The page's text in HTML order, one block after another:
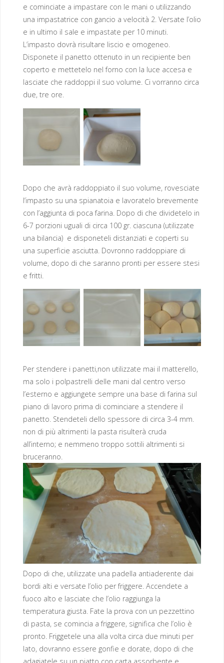
e cominciate a impastare con le mani o utilizzando
una impastatrice con gancio a velocità 2. Versate l’olio
e in ultimo il sale e impastate per 10 minuti.
L’impasto dovrà risultare liscio e omogeneo.
Disponete il panetto ottenuto in un recipiente ben
coperto e mettetelo nel forno con la luce accesa e
lasciate che raddoppi il suo volume. Ci vorranno circa
due, tre ore.
Dopo che avrà raddoppiato il suo volume, rovesciate
l’impasto su una spianatoia e lavoratelo brevemente
con l’aggiunta di poca farina. Dopo di che dividetelo in
6-7 porzioni uguali di circa 100 gr. ciascuna (utilizzate
una bilancia) e disponeteli distanziati e coperti su
una superficie asciutta. Dovronno raddoppiare di
volume, dopo di che saranno pronti per essere stesi
e fritti.
Per stendere i panetti,non utilizzate mai il matterello,
ma solo i polpastrelli delle mani dal centro verso
l’esterno e aggiungete sempre una base di farina sul
piano di lavoro prima di cominciare a stendere il
panetto. Stendeteli dello spessore di circa 3-4 mm.
non di più altrimenti la pasta risulterà cruda
all’interno; e nemmeno troppo sottili altrimenti si
bruceranno.
Dopo di che, utilizzate una padella antiaderente dai
bordi alti e versate l’olio per friggere. Accendete a
fuoco alto e lasciate che l’olio raggiunga la
temperatura giusta. Fate la prova con un pezzettino
di pasta, se comincia a friggere, significa che l’olio è
pronto. Friggetele una alla volta circa due minuti per
lato, dovranno essere gonfie e dorate, dopo di che
adagiatele su un piatto con carta assorbente e